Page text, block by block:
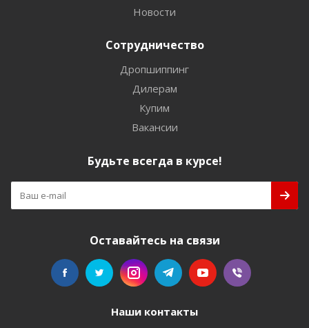
Новости
Сотрудничество
Дропшиппинг
Дилерам
Купим
Вакансии
Будьте всегда в курсе!
Оставайтесь на связи
Наши контакты